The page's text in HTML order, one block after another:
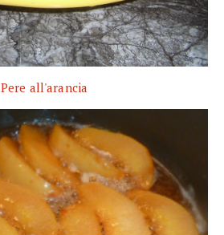
Pere all'arancia